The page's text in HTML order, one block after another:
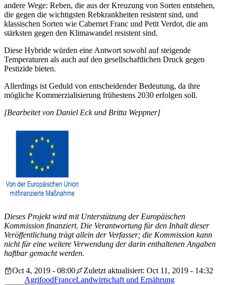
andere Wege: Reben, die aus der Kreuzung von Sorten entstehen,
die gegen die wichtigsten Rebkrankheiten resistent sind, und
klassischen Sorten wie Cabernet Franc und Petit Verdot, die am
stärksten gegen den Klimawandel resistent sind.
Diese Hybride würden eine Antwort sowohl auf steigende
Temperaturen als auch auf den gesellschaftlichen Druck gegen
Pestizide bieten.
Allerdings ist Geduld von entscheidender Bedeutung, da ihre
mögliche Kommerzialisierung frühestens 2030 erfolgen soll.
[Bearbeitet von Daniel Eck und Britta Weppner]
Dieses Projekt wird mit Unterstützung der Europäischen
Kommission finanziert. Die Verantwortung für den Inhalt dieser
Veröffentlichung trägt allein der Verfasser; die Kommission kann
nicht für eine weitere Verwendung der darin enthaltenen Angaben
haftbar gemacht werden.
Oct 4, 2019 - 08:00
Zuletzt aktualisiert: Oct 11, 2019 - 14:32
AgrifoodFranceLandwirtschaft und Ernährung